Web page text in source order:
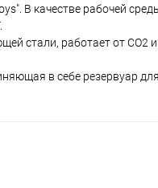
В качестве рабочей
стали, работает от СО2
в себе резервуар